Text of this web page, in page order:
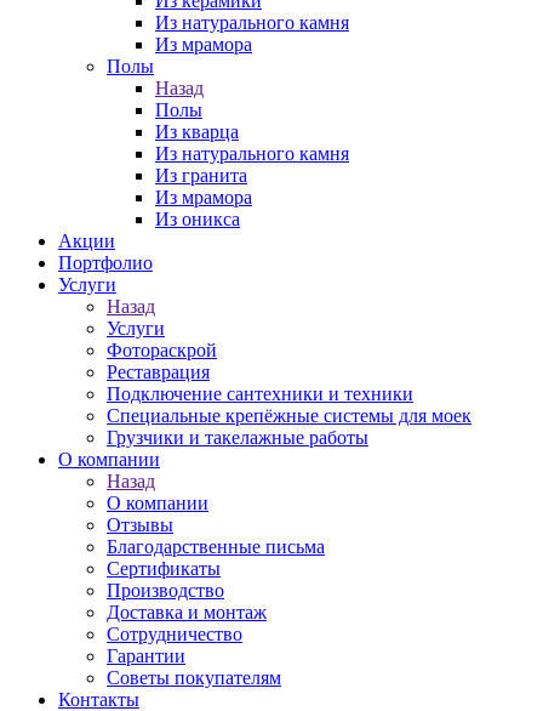
Из натурального камня
Из мрамора
Полы
Назад
Полы
Из кварца
Из натурального камня
Из гранита
Из мрамора
Из оникса
Акции
Портфолио
Услуги
Назад
Услуги
Фотораскрой
Реставрация
Подключение сантехники и техники
Специальные крепёжные системы для моек
Грузчики и такелажные работы
О компании
Назад
О компании
Отзывы
Благодарственные письма
Сертификаты
Производство
Доставка и монтаж
Сотрудничество
Гарантии
Советы покупателям
Контакты